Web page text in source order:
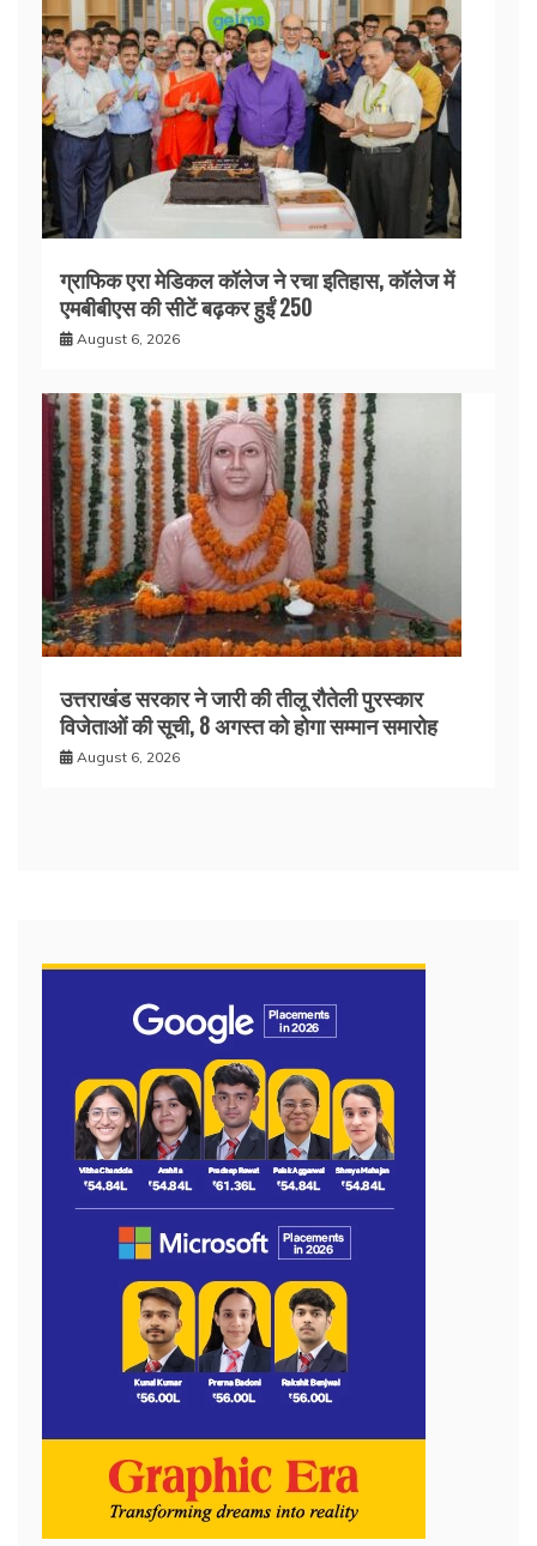
ग्राफिक एरा मेडिकल कॉलेज ने रचा इतिहास, कॉलेज में
एमबीबीएस की सीटें बढ़कर हुईं 250
August 6, 2026
उत्तराखंड सरकार ने जारी की तीलू रौतेली पुरस्कार
विजेताओं की सूची, 8 अगस्त को होगा सम्मान समारोह
August 6, 2026